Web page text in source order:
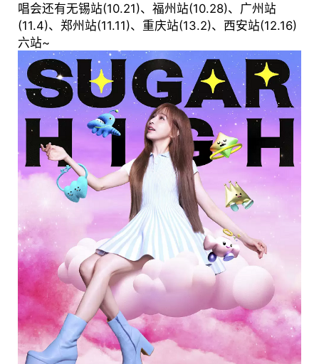
唱会还有无锡站(10.21)、福州站(10.28)、广州站
(11.4)、郑州站(11.11)、重庆站(13.2)、西安站(12.16)
六站~